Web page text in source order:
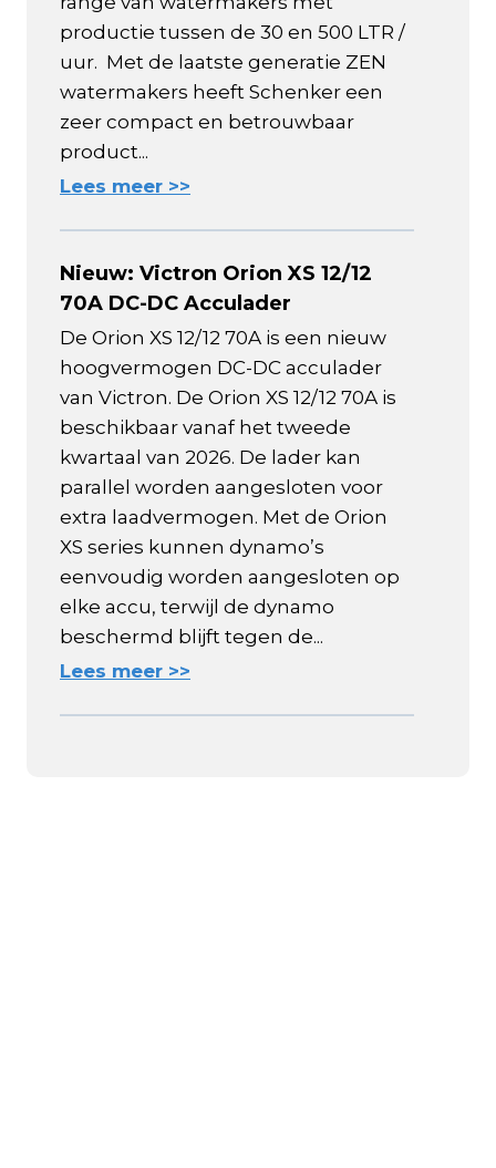
productie tussen de 30 en 500 LTR /
uur. Met de laatste generatie ZEN
watermakers heeft Schenker een
zeer compact en betrouwbaar
product...
Lees meer >>
Nieuw: Victron Orion XS 12/12
70A DC-DC Acculader
De Orion XS 12/12 70A is een nieuw
hoogvermogen DC-DC acculader
van Victron. De Orion XS 12/12 70A is
beschikbaar vanaf het tweede
kwartaal van 2026. De lader kan
parallel worden aangesloten voor
extra laadvermogen. Met de Orion
XS series kunnen dynamo’s
eenvoudig worden aangesloten op
elke accu, terwijl de dynamo
beschermd blijft tegen de...
Lees meer >>